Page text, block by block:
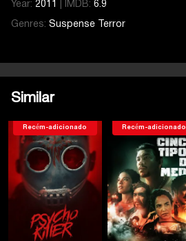
Year: 2011 IMDB: 6.9
Genres: Suspense Terror
Similar
Recém-adicionado Recém-adicionado